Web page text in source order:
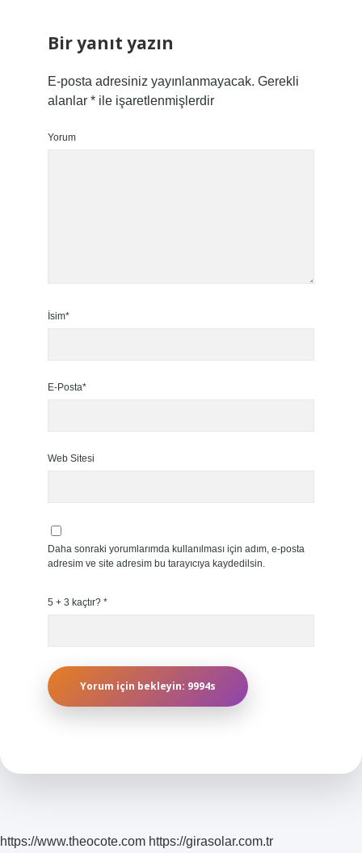
Bir yanıt yazın
E-posta adresiniz yayınlanmayacak. Gerekli
alanlar *ile işaretlenmişlerdir
Yorum
İsim*
E-Posta*
Web Sitesi
Daha sonraki yorumlarımda kullanılması için adım, e-posta
adresim ve site adresim bu tarayıcıya kaydedilsin.
5 + 3 kaçtır? *
https://www.theocote.com https://girasolar.com.tr